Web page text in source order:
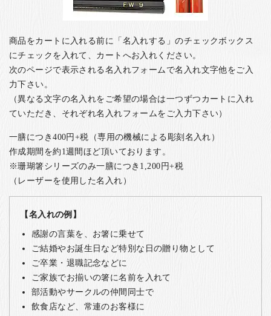
商品をカートに入れる前に「名入れする」のチェックボックス
にチェックを入れて、カートへお入れください。
次のページで表示される名入れフォームで名入れ文字他をご入
力下さい。
（異なる文字の名入れをご希望の場合は一つずつカートに入れ
ていただき、それぞれ名入れフォームをご入力下さい）
一膳につき400円+税（専用の機械による彫刻名入れ）
作成期間を約1週間ほど頂いております。
※珊瑚箸シリーズのみ一膳につき1,200円+税
（レーザーを使用した名入れ）
【名入れの例】
感謝の言葉を、お箸に乗せて
ご結婚やお誕生日など特別な日の贈り物として
ご卒業・退職記念などに
ご家族でお揃いの箸に名前を入れて
部活動やサークルの仲間同士で
飲食店など、常連のお客様に